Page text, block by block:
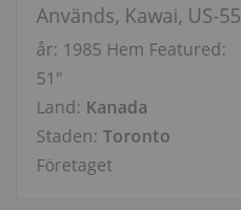
Används, Kawai, US-55
år: 1985 Hem Featured:
51″
Land: Kanada
Staden: Toronto
Företaget